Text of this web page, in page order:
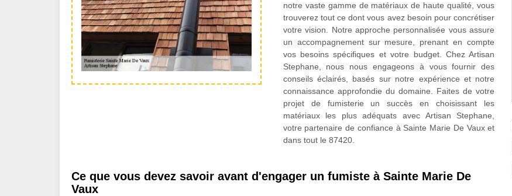
notre vaste gamme de matériaux de haute qualité, vous
trouverez tout ce dont vous avez besoin pour concrétiser
votre vision. Notre approche personnalisée vous assure
un accompagnement sur mesure, prenant en compte
vos besoins spécifiques et votre budget. Chez Artisan
Stephane, nous nous engageons à vous fournir des
conseils éclairés, basés sur notre expérience et notre
connaissance approfondie du domaine. Faites de votre
projet de fumisterie un succès en choisissant les
matériaux les plus adéquats avec Artisan Stephane,
votre partenaire de confiance à Sainte Marie De Vaux et
dans tout le 87420.
Ce que vous devez savoir avant d'engager un fumiste à Sainte Marie De
Vaux